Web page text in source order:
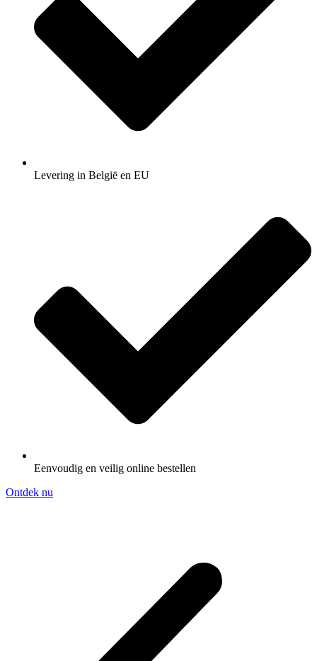
Levering in België en EU
Eenvoudig en veilig online bestellen
Ontdek nu